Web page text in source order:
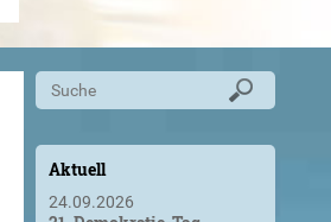
Aktuell
24.09.2026